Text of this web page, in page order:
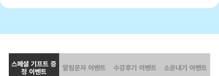
스페셜 기프트 증
정 이벤트
알림문자 이벤트 수강후기 이벤트 소문내기 이벤트